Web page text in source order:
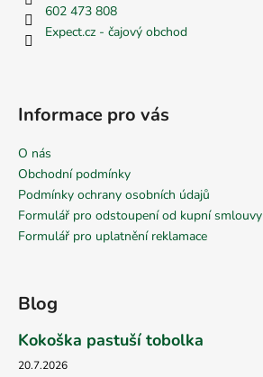
602 473 808
Expect.cz - čajový obchod
Informace pro vás
O nás
Obchodní podmínky
Podmínky ochrany osobních údajů
Formulář pro odstoupení od kupní smlouvy
Formulář pro uplatnění reklamace
Blog
Kokoška pastuší tobolka
20.7.2026